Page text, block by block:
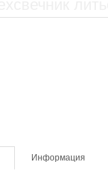
Информация